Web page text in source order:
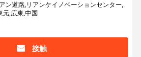
ン道路,リアンケイノベーションセンター,
元,広東,中国
接触